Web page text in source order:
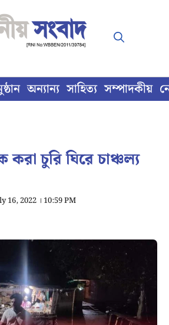
অন্যান্য সাহিত্য সম্পাদকীয়
চুরি ঘিরে চাঞ্চল্য
16, 2022 । 10:59 PM